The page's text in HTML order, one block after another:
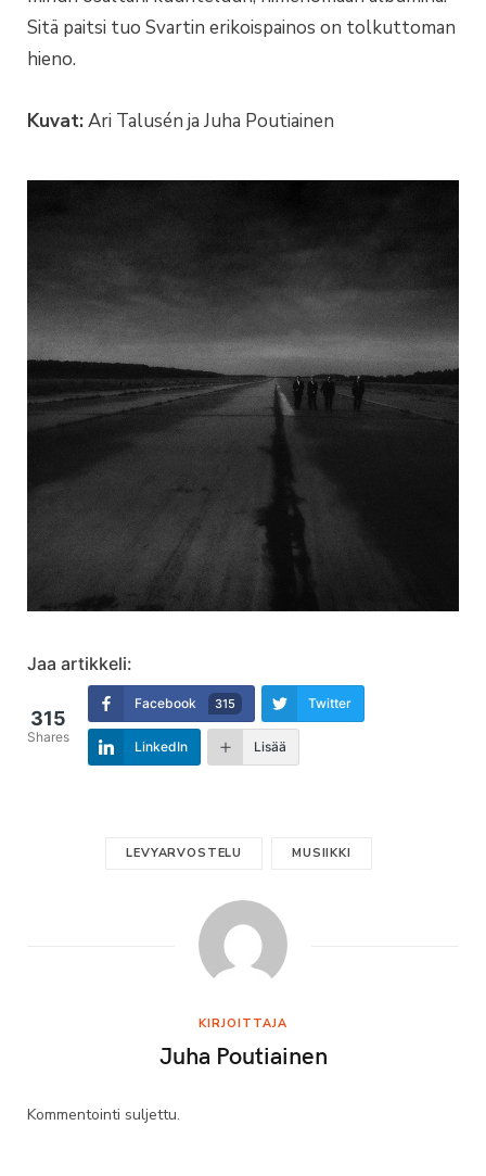
Sitä paitsi tuo Svartin erikoispainos on tolkuttoman
hieno.
Kuvat:Ari Talusén ja Juha Poutiainen
Jaa artikkeli:
315
Shares
Facebook 315 Twitter
LinkedIn Lisää
LEVYARVOSTELU MUSIIKKI
KIRJOITTAJA
Juha Poutiainen
Kommentointi suljettu.